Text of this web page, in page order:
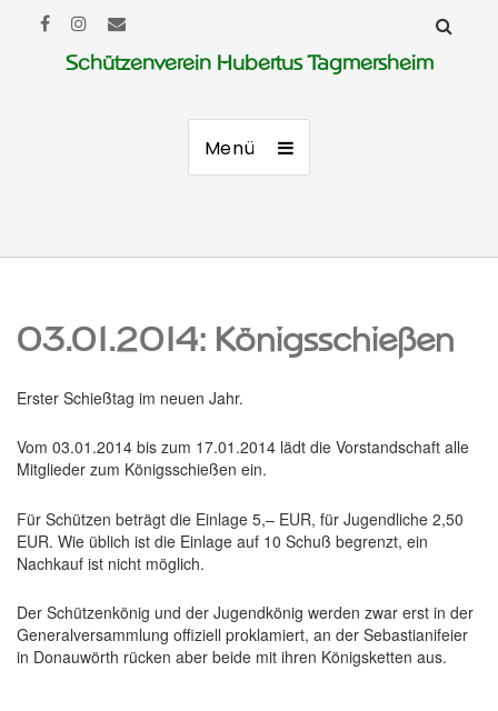
Schützenverein Hubertus Tagmersheim
Menü
03.01.2014: Königsschießen
Erster Schießtag im neuen Jahr.
Vom 03.01.2014 bis zum 17.01.2014 lädt die Vorstandschaft alle
Mitglieder zum Königsschießen ein.
Für Schützen beträgt die Einlage 5,– EUR, für Jugendliche 2,50
EUR. Wie üblich ist die Einlage auf 10 Schuß begrenzt, ein
Nachkauf ist nicht möglich.
Der Schützenkönig und der Jugendkönig werden zwar erst in der
Generalversammlung offiziell proklamiert, an der Sebastianifeier
in Donauwörth rücken aber beide mit ihren Königsketten aus.